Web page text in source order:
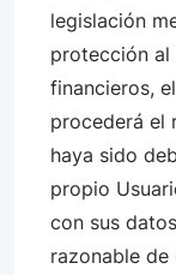
legislación
protección al
financieros,
procederá el
haya sido
propio
con sus
razonable